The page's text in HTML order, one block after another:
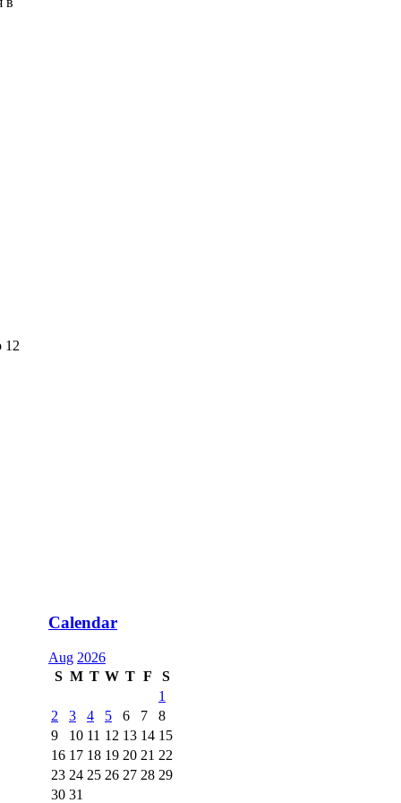
12
Calendar
Aug 2026
S M T W T F
S
1
2
3 4 5 6 7
8
9
10 11 12 13 14 15
16 17 18 19 20 21 22
23 24 25 26 27 28 29
30 31